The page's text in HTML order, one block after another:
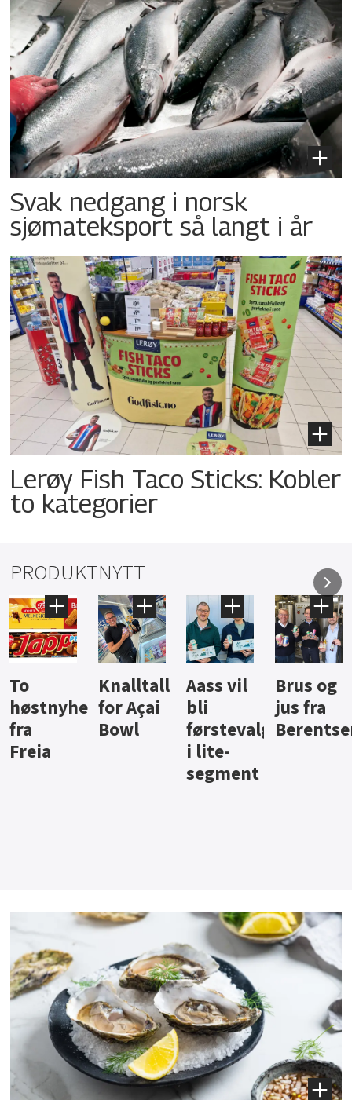
Svak nedgang i norsk
sjømateksport så langt i år
Lerøy Fish Taco Sticks: Kobler
to kategorier
PRODUKTNYTT
Knalltall
for Açai
Bowl
Aass vil
bli
førstevalg
Brus og
jus fra
Berentsen
Hard
iste fra
Hansa